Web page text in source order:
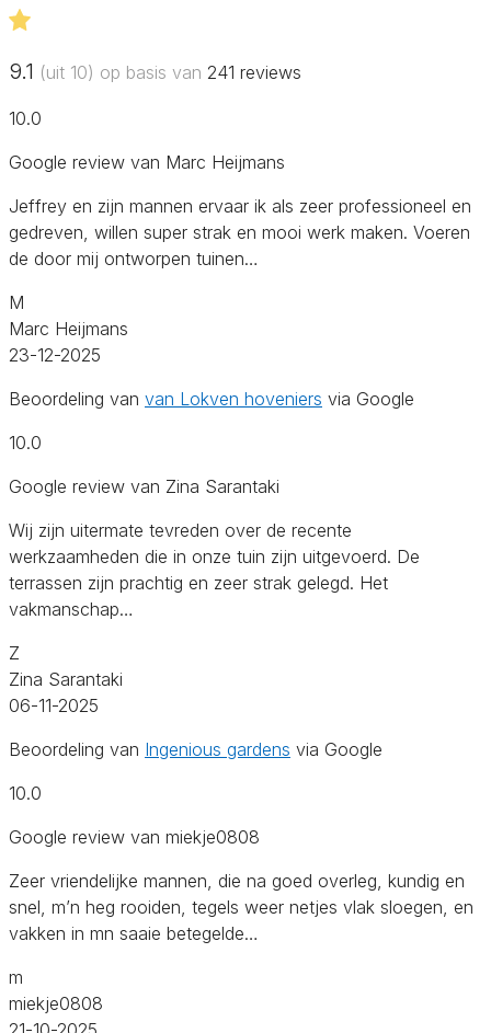
9.1 (uit 10) op basis van 241 reviews
10.0
Google review van Marc Heijmans
Jeffrey en zijn mannen ervaar ik als zeer professioneel en
gedreven, willen super strak en mooi werk maken. Voeren
de door mij ontworpen tuinen…
M
Marc Heijmans
23-12-2025
Beoordeling van van Lokven hoveniers via Google
10.0
Google review van Zina Sarantaki
Wij zijn uitermate tevreden over de recente
werkzaamheden die in onze tuin zijn uitgevoerd. ​De
terrassen zijn prachtig en zeer strak gelegd. Het
vakmanschap…
Z
Zina Sarantaki
06-11-2025
Beoordeling van Ingenious gardens via Google
10.0
Google review van miekje0808
Zeer vriendelijke mannen, die na goed overleg, kundig en
snel, m’n heg rooiden, tegels weer netjes vlak sloegen, en
vakken in mn saaie betegelde…
m
miekje0808